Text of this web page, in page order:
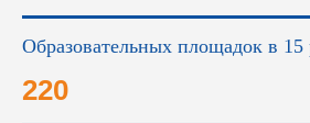
Образовательных площадок в 15
220